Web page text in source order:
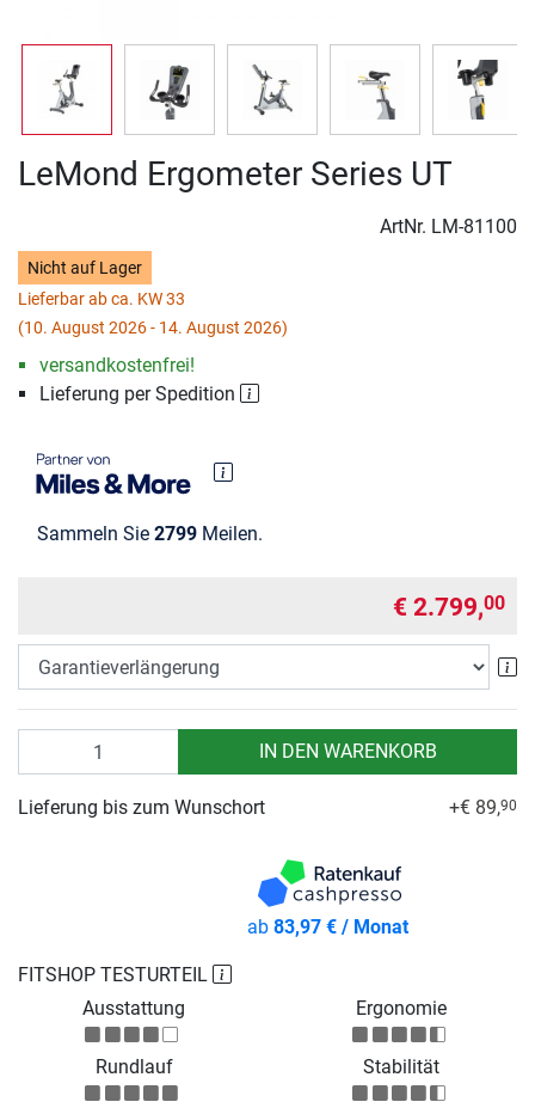
LeMond Ergometer Series UT
ArtNr. LM-81100
Nicht auf Lager
Lieferbar ab ca. KW 33
(10. August 2026 - 14. August 2026)
versandkostenfrei!
Lieferung per Spedition
Sammeln Sie 2799 Meilen.
€ 2.799,00
IN DEN WARENKORB
FITSHOP TESTURTEIL
Ausstattung
Ergonomie
Rundlauf Stabilität
Lieferung bis zum Wunschort +€ 89,90
ab 83,97 € / Monat